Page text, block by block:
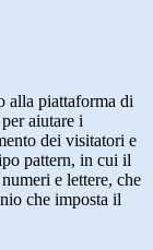
alla piattaforma di
aiutare i
dei visitatori e
pattern, in cui il
e lettere, che
che imposta il